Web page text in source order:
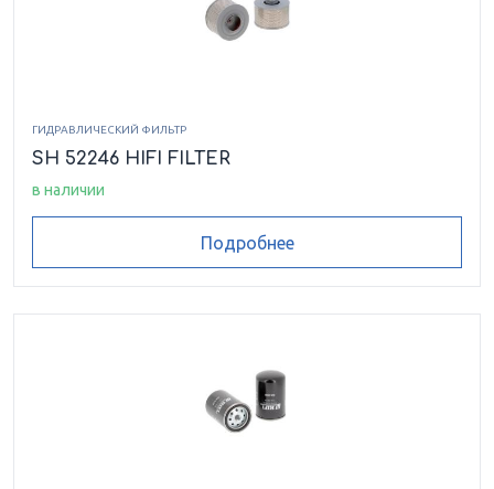
ГИДРАВЛИЧЕСКИЙ ФИЛЬТР
SH 52246 HIFI FILTER
в наличии
Подробнее